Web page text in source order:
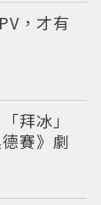
，才有
拜冰」
賽》劇